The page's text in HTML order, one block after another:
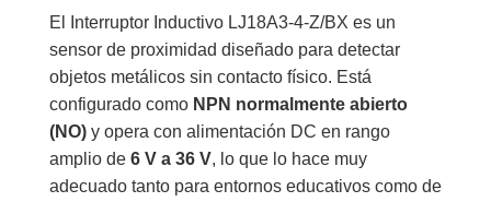
El Interruptor Inductivo LJ18A3-4-Z/BX es un
sensor de proximidad diseñado para detectar
objetos metálicos sin contacto físico. Está
configurado como NPN normalmente abierto
(NO)y opera con alimentación DC en rango
amplio de 6 V a 36 V, lo que lo hace muy
adecuado tanto para entornos educativos como de